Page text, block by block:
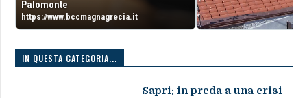
Palomonte
https://www.bccmagnagrecia.it
IN QUESTA CATEGORIA...
Sapri: in preda a una crisi